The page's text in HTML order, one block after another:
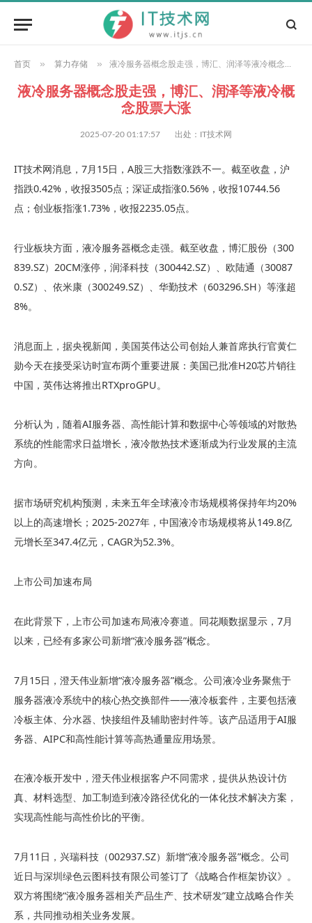
首页 » 算力存储 » 液冷服务器概念股走强，博汇、润泽等液冷概念股票大涨
液冷服务器概念股走强，博汇、润泽等液冷概
念股票大涨
2025-07-20 01:17:57 出处：IT技术网
IT技术网消息，7月15日，A股三大指数涨跌不一。截至收盘，沪
指跌0.42%，收报3505点；深证成指涨0.56%，收报10744.56
点；创业板指涨1.73%，收报2235.05点。
行业板块方面，液冷服务器概念走强。截至收盘，博汇股份（300
839.SZ）20CM涨停，润泽科技（300442.SZ）、欧陆通（30087
0.SZ）、依米康（300249.SZ）、华勤技术（603296.SH）等涨超
8%。
消息面上，据央视新闻，美国英伟达公司创始人兼首席执行官黄仁
勋今天在接受采访时宣布两个重要进展：美国已批准H20芯片销往
中国，英伟达将推出RTXproGPU。
分析认为，随着AI服务器、高性能计算和数据中心等领域的对散热
系统的性能需求日益增长，液冷散热技术逐渐成为行业发展的主流
方向。
据市场研究机构预测，未来五年全球液冷市场规模将保持年均20%
以上的高速增长；2025-2027年，中国液冷市场规模将从149.8亿
元增长至347.4亿元，CAGR为52.3%。
上市公司加速布局
在此背景下，上市公司加速布局液冷赛道。同花顺数据显示，7月
以来，已经有多家公司新增“液冷服务器”概念。
7月15日，澄天伟业新增“液冷服务器”概念。公司液冷业务聚焦于
服务器液冷系统中的核心热交换部件——液冷板套件，主要包括液
冷板主体、分水器、快接组件及辅助密封件等。该产品适用于AI服
务器、AIPC和高性能计算等高热通量应用场景。
在液冷板开发中，澄天伟业根据客户不同需求，提供从热设计仿
真、材料选型、加工制造到液冷路径优化的一体化技术解决方案，
实现高性能与高性价比的平衡。
7月11日，兴瑞科技（002937.SZ）新增“液冷服务器”概念。公司
近日与深圳绿色云图科技有限公司签订了《战略合作框架协议》。
双方将围绕“液冷服务器相关产品生产、技术研发”建立战略合作关
系，共同推动相关业务发展。